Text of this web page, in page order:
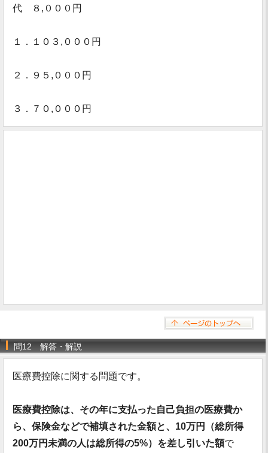
代 ８,０００円
１．１０３,０００円
２．９５,０００円
３．７０,０００円
問12 解答・解説
医療費控除に関する問題です。
医療費控除は、その年に支払った自己負担の医療費か
ら、保険金などで補填された金額と、10万円（総所得
200万円未満の人は総所得の5%）を差し引いた額で